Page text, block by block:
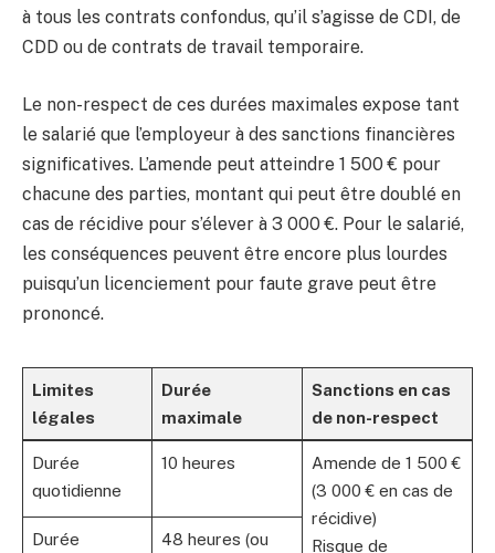
à tous les contrats confondus, qu’il s’agisse de CDI, de
CDD ou de contrats de travail temporaire.
Le non-respect de ces durées maximales expose tant
le salarié que l’employeur à des sanctions financières
significatives. L’amende peut atteindre 1 500 € pour
chacune des parties, montant qui peut être doublé en
cas de récidive pour s’élever à 3 000 €. Pour le salarié,
les conséquences peuvent être encore plus lourdes
puisqu’un licenciement pour faute grave peut être
prononcé.
Limites
légales
Durée
maximale
Sanctions en cas
de non-respect
Durée
quotidienne
10 heures
Amende de 1 500 €
(3 000 € en cas de
récidive)
Risque de
Durée
48 heures (ou